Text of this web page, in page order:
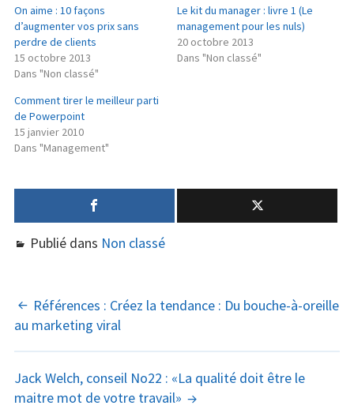
On aime : 10 façons
d’augmenter vos prix sans
perdre de clients
15 octobre 2013
Dans "Non classé"
Le kit du manager : livre 1 (Le
management pour les nuls)
20 octobre 2013
Dans "Non classé"
Comment tirer le meilleur parti
de Powerpoint
15 janvier 2010
Dans "Management"
Publié dans Non classé
NAVIGATION
DES
Références : Créez la tendance : Du bouche-à-oreille
au marketing viral
Jack Welch, conseil No22 : «La qualité doit être le
maitre mot de votre travail»